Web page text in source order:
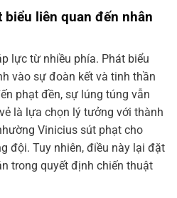
liên quan đến nhân
lực từ nhiều phía. Phát biểu
vào sự đoàn kết và tinh thần
phạt đền, sự lúng túng vẫn
là lựa chọn lý tưởng với thành
Vinicius sút phạt cho
đội. Tuy nhiên, điều này lại đặt
trong quyết định chiến thuật